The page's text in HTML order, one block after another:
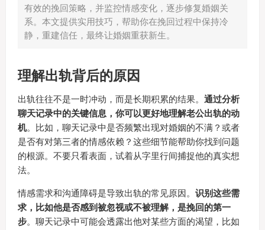
有效的挽回策略，并监控情感变化，逐步修复婚姻关
系。本文提供实用技巧，帮助你在挽回过程中保持冷
静，重建信任，最终让婚姻重获新生。
理解出轨背后的原因
出轨往往不是一时冲动，而是长期积累的结果。 通过分析
聊天记录中的关键信息，你可以更好地理解老公出轨的动
机。比如，聊天记录中是否频繁出现对婚姻的不满？或者
是否有对第三者的情感依赖？这些细节能帮助你找到问题
的根源。不要只看表面，试着从字里行间捕捉他的真实想
法。
情感需求和沟通障碍是导致出轨的常见原因。 识别这些需
求，比如他是否感到被忽视或不被理解，是挽回的第一
步。聊天记录中可能会透露出他对某些方面的渴望，比如